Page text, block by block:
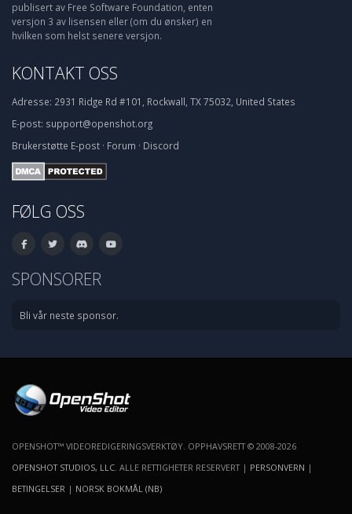
publisert av Free Software Foundation, enten
versjon 3 av lisensen eller (om du ønsker) en
hvilken som helst senere versjon.
KONTAKT OSS
Adresse: 2931 Ridge Rd #101, Rockwall, TX 75032, United States
E-post: support@openshot.org
Brukerstøtte E-post · Forum · Discord
FØLG OSS
SPONSORER
Bli vår neste sponsor.
OPENSHOT™ VIDEOREDIGERINGSVERKTØY. OPPHAVSRETT © 2008-2026
OPENSHOT STUDIOS, LLC . ALLE RETTIGHETER RESERVERT | PERSONVERN |
BETINGELSER | NORSK BOKMÅL (NB)